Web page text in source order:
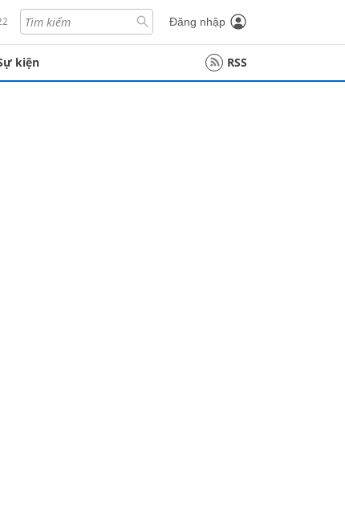
Đăng nhập
kiện RSS